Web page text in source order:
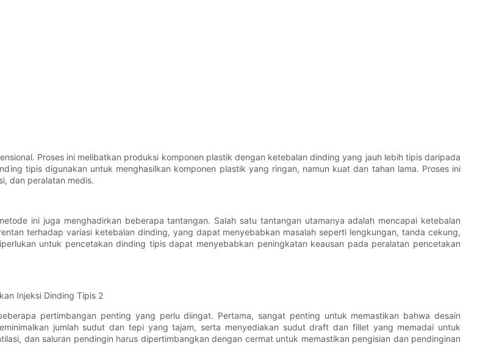
Proses ini melibatkan produksi komponen plastik dengan ketebalan dinding yang jauh lebih tipis daripada
tipis digunakan untuk menghasilkan komponen plastik yang ringan, namun kuat dan tahan lama. Proses ini
dan peralatan medis.
ini juga menghadirkan beberapa tantangan. Salah satu tantangan utamanya adalah mencapai ketebalan
terhadap variasi ketebalan dinding, yang dapat menyebabkan masalah seperti lengkungan, tanda cekung,
untuk pencetakan dinding tipis dapat menyebabkan peningkatan keausan pada peralatan pencetakan
pertimbangan penting yang perlu diingat. Pertama, sangat penting untuk memastikan bahwa desain
jumlah sudut dan tepi yang tajam, serta menyediakan sudut draft dan fillet yang memadai untuk
dan saluran pendingin harus dipertimbangkan dengan cermat untuk memastikan pengisian dan pendinginan